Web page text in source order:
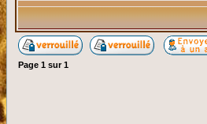
Page 1 sur1